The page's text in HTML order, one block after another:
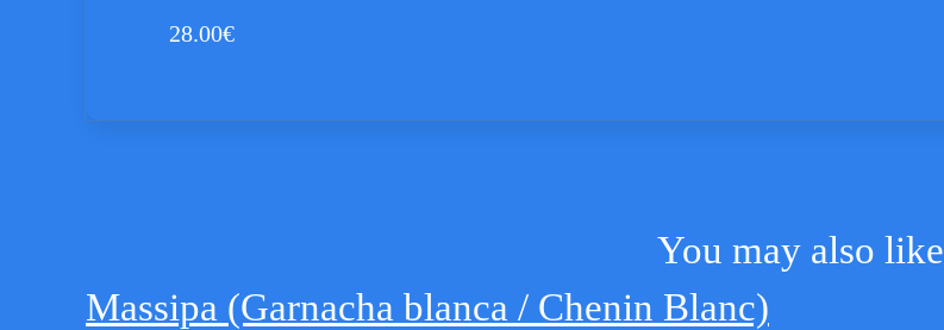
28.00€
You may also like
Massipa (Garnacha blanca / Chenin Blanc)